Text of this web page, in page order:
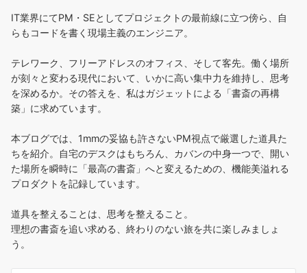
IT業界にてPM・SEとしてプロジェクトの最前線に立つ傍ら、自
らもコードを書く現場主義のエンジニア。
テレワーク、フリーアドレスのオフィス、そして客先。働く場所
が刻々と変わる現代において、いかに高い集中力を維持し、思考
を深めるか。その答えを、私はガジェットによる「書斎の再構
築」に求めています。
本ブログでは、1mmの妥協も許さないPM視点で厳選した道具た
ちを紹介。自宅のデスクはもちろん、カバンの中身一つで、開い
た場所を瞬時に「最高の書斎」へと変えるための、機能美溢れる
プロダクトを記録しています。
道具を整えることは、思考を整えること。
理想の書斎を追い求める、終わりのない旅を共に楽しみましょ
う。